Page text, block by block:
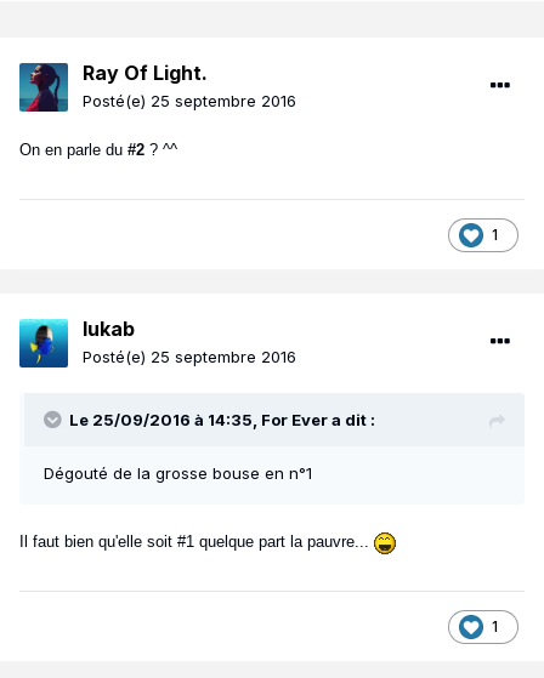
Ray Of Light.
Posté(e) 25 septembre 2016
On en parle du #2 ? ^^
1
lukab
Posté(e) 25 septembre 2016
Le 25/09/2016 à 14:35, For Ever a dit :
Dégouté de la grosse bouse en n°1
Il faut bien qu'elle soit #1 quelque part la pauvre...
1